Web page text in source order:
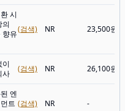
시
의
향유(검색) NR 23,500원
이
사
(검색) NR 26,100원
엔
트 (검색) NR -